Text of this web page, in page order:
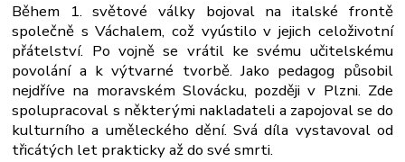
Během 1. světové války bojoval na italské frontě
společně s Váchalem, což vyústilo v jejich celoživotní
přátelství. Po vojně se vrátil ke svému učitelskému
povolání a k výtvarné tvorbě. Jako pedagog působil
nejdříve na moravském Slovácku, později v Plzni. Zde
spolupracoval s některými nakladateli a zapojoval se do
kulturního a uměleckého dění. Svá díla vystavoval od
třicátých let prakticky až do své smrti.